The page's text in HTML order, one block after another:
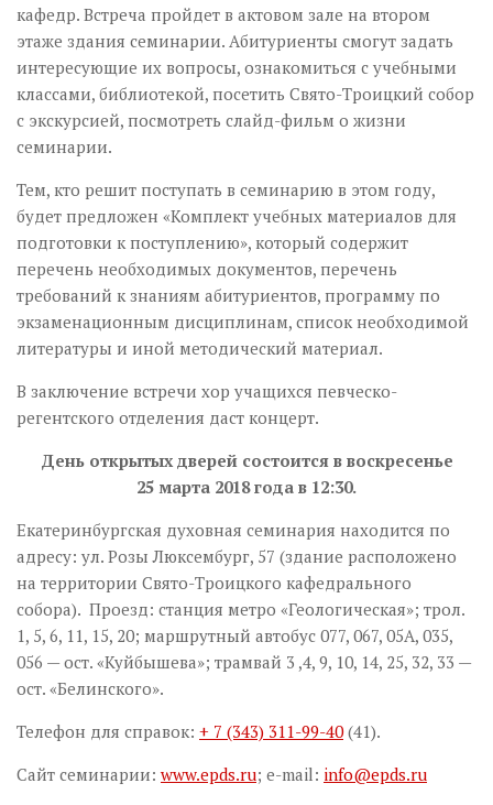
кафедр. Встреча пройдет в актовом зале на втором
этаже здания семинарии. Абитуриенты смогут задать
интересующие их вопросы, ознакомиться с учебными
классами, библиотекой, посетить Свято-Троицкий собор
с экскурсией, посмотреть слайд-фильм о жизни
семинарии.
Тем, кто решит поступать в семинарию в этом году,
будет предложен «Комплект учебных материалов для
подготовки к поступлению», который содержит
перечень необходимых документов, перечень
требований к знаниям абитуриентов, программу по
экзаменационным дисциплинам, список необходимой
литературы и иной методический материал.
В заключение встречи хор учащихся певческо-
регентского отделения даст концерт.
День открытых дверей состоится в воскресенье
25 марта 2018 года в 12:30.
Екатеринбургская духовная семинария находится по
адресу: ул. Розы Люксембург, 57 (здание расположено
на территории Свято-Троицкого кафедрального
собора). Проезд: станция метро «Геологическая»; трол.
1, 5, 6, 11, 15, 20; маршрутный автобус 077, 067, 05А, 035,
056 — ост. «Куйбышева»; трамвай 3 ,4, 9, 10, 14, 25, 32, 33 —
ост. «Белинского».
Телефон для справок: + 7 (343) 311-99-40(41).
Сайт семинарии: www.epds.ru; e-mail: info@epds.ru